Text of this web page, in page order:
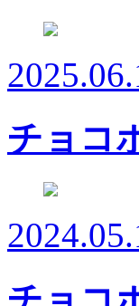
チョコ